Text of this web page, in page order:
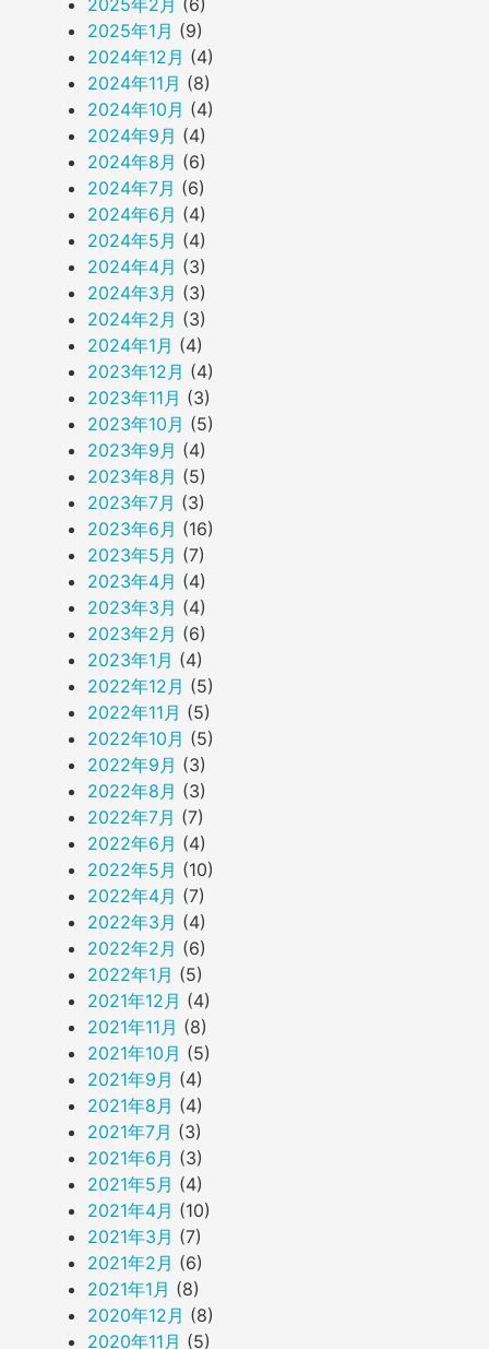
2025年2月 (6)
2025年1月 (9)
2024年12月 (4)
2024年11月 (8)
2024年10月 (4)
2024年9月 (4)
2024年8月 (6)
2024年7月 (6)
2024年6月 (4)
2024年5月 (4)
2024年4月 (3)
2024年3月 (3)
2024年2月 (3)
2024年1月 (4)
2023年12月 (4)
2023年11月 (3)
2023年10月 (5)
2023年9月 (4)
2023年8月 (5)
2023年7月 (3)
2023年6月 (16)
2023年5月 (7)
2023年4月 (4)
2023年3月 (4)
2023年2月 (6)
2023年1月 (4)
2022年12月 (5)
2022年11月 (5)
2022年10月 (5)
2022年9月 (3)
2022年8月 (3)
2022年7月 (7)
2022年6月 (4)
2022年5月 (10)
2022年4月 (7)
2022年3月 (4)
2022年2月 (6)
2022年1月 (5)
2021年12月 (4)
2021年11月 (8)
2021年10月 (5)
2021年9月 (4)
2021年8月 (4)
2021年7月 (3)
2021年6月 (3)
2021年5月 (4)
2021年4月 (10)
2021年3月 (7)
2021年2月 (6)
2021年1月 (8)
2020年12月 (8)
2020年11月 (5)